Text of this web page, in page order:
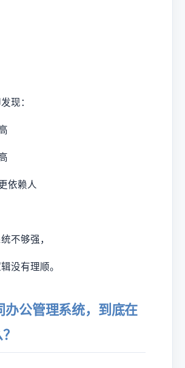
现：
依赖人
不够强，
没有理顺。
办公管理系统，到底在